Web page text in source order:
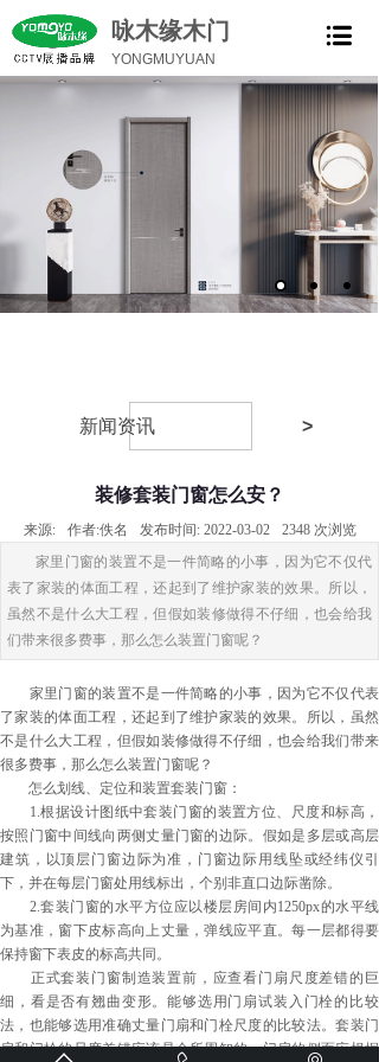
咏木缘木门
YONGMUYUAN
新闻资讯 >
装修套装门窗怎么安？
来源: 作者:佚名 发布时间: 2022-03-02 2348 次浏览
家里门窗的装置不是一件简略的小事，因为它不仅代
表了家装的体面工程，还起到了维护家装的效果。所以，
虽然不是什么大工程，但假如装修做得不仔细，也会给我
们带来很多费事，那么怎么装置门窗呢？
家里门窗的装置不是一件简略的小事，因为它不仅代表
了家装的体面工程，还起到了维护家装的效果。所以，虽然
不是什么大工程，但假如装修做得不仔细，也会给我们带来
很多费事，那么怎么装置门窗呢？
怎么划线、定位和装置套装门窗：
1.根据设计图纸中套装门窗的装置方位、尺度和标高，
按照门窗中间线向两侧丈量门窗的边际。假如是多层或高层
建筑，以顶层门窗边际为准，门窗边际用线坠或经纬仪引
下，并在每层门窗处用线标出，个别非直口边际凿除。
2.套装门窗的水平方位应以楼层房间内1250px的水平线
为基准，窗下皮标高向上丈量，弹线应平直。每一层都得要
保持窗下表皮的标高共同。
正式套装门窗制造装置前，应查看门扇尺度差错的巨
细，看是否有翘曲变形。能够选用门扇试装入门栓的比较
法，也能够选用准确丈量门扇和门栓尺度的比较法。套装门
扇和门栓的尺度差错应该是众所周知的。门扇的侧面应根据